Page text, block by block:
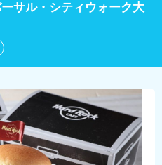
サル・シティウォーク大